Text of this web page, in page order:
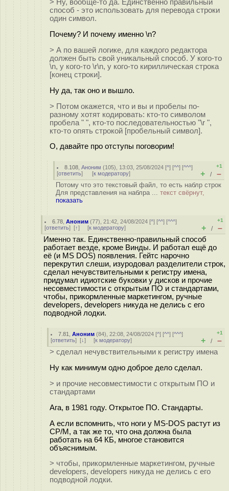
> Ну, вообще-то да. Единственно правильный
способ - это использовать для перевода строки
один символ.
Почему? И почему именно \n?
> А по вашей логике, для каждого редактора
должен быть свой уникальный способ. У кого-то
\n, у кого-то \r\n, у кого-то кириллическая строка
[конец строки].
Ну да, так оно и вышло.
> Потом окажется, что и вы и пробелы по-
разному хотят кодировать: кто-то символом
пробела " ", кто-то последовательностью "\r ",
кто-то опять строкой [пробельный символ].
О, давайте про отступы поговорим!
8.108 ,Аноним (105), 13:03, 25/08/2024 [^] [^^] [^^^]
[ответить] [к модератору]
+1
+ / –
Потому что это текстовый файл, то есть наблр строк
Для представления на наблра ... текст свёрнут,
показать
6.78 ,Аноним (77), 21:42, 24/08/2024 [^] [^^] [^^^]
[ответить] [↑] [к модератору]
+1
+ / –
Именно так. Единственно-правильный способ
работает везде, кроме Винды. И работал ещё до
её (и MS DOS) появления. Гейтс нарочно
перекрутил слеши, изуродовал разделители строк,
сделал нечувствительными к регистру имена,
придумал идиотские буковки у дисков и прочие
несовместимости с открытым ПО и стандартами,
чтобы, прикормленные маркетингом, ручные
developers, developers никуда не делись с его
подводной лодки.
7.81 ,Аноним (84), 22:08, 24/08/2024 [^] [^^] [^^^]
[ответить] [↓] [к модератору]
+1
+ / –
> сделал нечувствительными к регистру имена
Ну как минимум одно доброе дело сделал.
> и прочие несовместимости с открытым ПО и
стандартами
Ага, в 1981 году. Открытое ПО. Стандарты.
А если вспомнить, что ноги у MS-DOS растут из
CP/M, а так же то, что она должна была
работать на 64 КБ, многое становится
объяснимым.
> чтобы, прикормленные маркетингом, ручные
developers, developers никуда не делись с его
подводной лодки.